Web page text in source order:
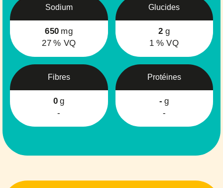
Sodium
650 mg
27 % VQ
Glucides
2 g
1 % VQ
Fibres
0 g
-
Protéines
- g
-